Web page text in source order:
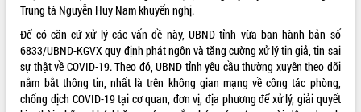
Hội thảo khoa học “Giải pháp thúc đẩy
phát triển nền kinh tế xanh tại tỉnh
Đắk Lắk”
Tăng cường giám sát, đôn đốc thực
hiện nhiệm vụ quản lý tài sản công
hàng tuần
Trung tá Nguyễn Huy Nam khuyến nghị.
Để có căn cứ xử lý các vấn đề này, UBND tỉnh vừa ban hành bản số
6833/UBND-KGVX quy định phát ngôn và tăng cường xử lý tin giả, tin sai
sự thật về COVID-19. Theo đó, UBND tỉnh yêu cầu thường xuyên theo dõi
nắm bắt thông tin, nhất là trên không gian mạng về công tác phòng,
chống dịch COVID-19 tại cơ quan, đơn vị, địa phương để xử lý, giải quyết